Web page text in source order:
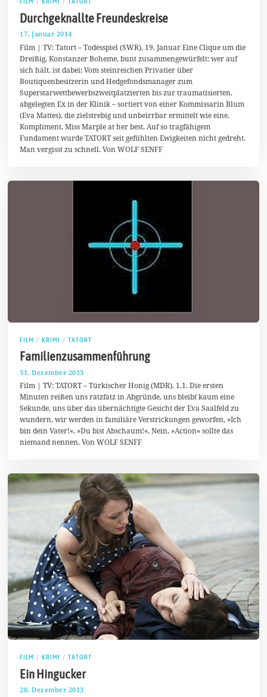
Durchgeknallte Freundeskreise
17. Januar 2014
F
e
b
r
a
r
2
0
1
4
Film | TV: Tatort – Todesspiel (SWR), 19. Januar Eine Clique um die
Dreißig, Konstanzer Boheme, bunt zusammengewürfelt; wer auf
sich hält, ist dabei: Vom steinreichen Privatier über
Boutiquenbesitzerin und Hedgefondsmanager zum
Superstarwettbewerbszweitplatzierten bis zur traumatisierten,
abgelegten Ex in der Klinik – sortiert von einer Kommissarin Blum
(Eva Mattes), die zielstrebig und unbeirrbar ermittelt wie eine,
Kompliment, Miss Marple at her best. Auf so tragfähigem
Fundament wurde TATORT seit gefühlten Ewigkeiten nicht gedreht.
Man vergisst zu schnell. Von WOLF SENFF
FILM / KRIMI / TATORT
Familienzusammenführung
31. Dezember 2013
e
b
r
a
r
4
Film | TV: TATORT – Türkischer Honig (MDR), 1.1. Die ersten
Minuten reißen uns ratzfatz in Abgründe, uns bleibt kaum eine
Sekunde, uns über das übernächtigte Gesicht der Eva Saalfeld zu
wundern, wir werden in familiäre Verstrickungen geworfen, »Ich
bin dein Vater!«, »Du bist Abschaum!«. Nein, »Action« sollte das
niemand nennen. Von WOLF SENFF
FILM / KRIMI / TATORT
Ein Hingucker
28. Dezember 2013